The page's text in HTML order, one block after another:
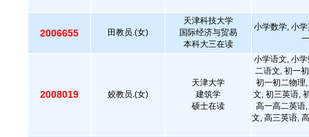
2006655 田教员.(女)
天津科技大学
国际经济与贸易
本科大三在读
小学数学, 小
2008019 姣教员.(女)
天津大学
建筑学
硕士在读
小学语文, 小
二语文, 初一
初一初二物理
文, 初三英语,
高一高二英语
文, 高三英语,